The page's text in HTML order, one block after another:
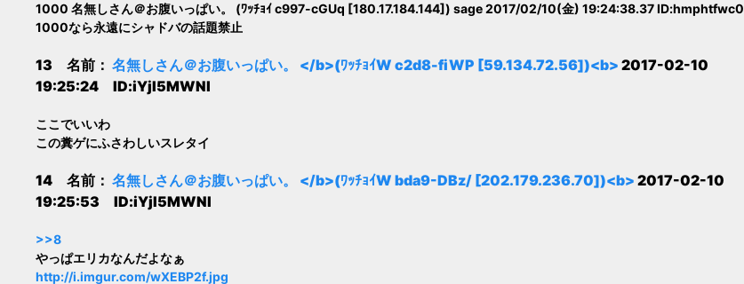
1000 名無しさん＠お腹いっぱい。 (ﾜｯﾁｮｲ c997-cGUq [180.17.184.144]) sage 2017/02/10(金) 19:24:38.37 ID:hmphtfwc0
1000なら永遠にシャドバの話題禁止
13 名前： 名無しさん＠お腹いっぱい。 </b>(ﾜｯﾁｮｲW c2d8-fiWP [59.134.72.56])<b> 2017-02-10
19:25:24 ID:iYjI5MWNl
ここでいいわ
この糞ゲにふさわしいスレタイ
14 名前： 名無しさん＠お腹いっぱい。 </b>(ﾜｯﾁｮｲW bda9-DBz/ [202.179.236.70])<b> 2017-02-10
19:25:53 ID:iYjI5MWNl
>>8
やっぱエリカなんだよなぁ
http://i.imgur.com/wXEBP2f.jpg